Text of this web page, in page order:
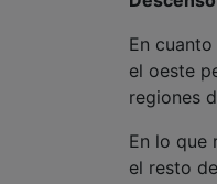
En
el oeste
regiones
En lo que
el resto